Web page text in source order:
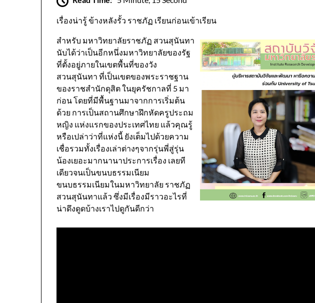
เรื่องน่ารู้ ข้างหลังรั้ว ราชภัฏ เรียนก่อนเข้าเรียน
สำหรับ มหาวิทยาลัยราชภัฏ สวนสุนันทา
นับได้ว่าเป็นอีกหนึ่งมหาวิทยาลัยของรัฐ
ที่ตั้งอยู่ภายในเขตพื้นที่ของวัง
สวนสุนันทา ที่เป็นเขตของพระราชฐาน
ของราชสำนักดุสิต ในยุครัชกาลที่ 5 มา
ก่อน โดยที่มีพื้นฐานมาจากการเริ่มต้น
ด้วย การเป็นสถานศึกษาฝึกหัดครูประถม
หญิง แห่งแรกของประเทศไทย แล้วคุณรู้
หรือเปล่าว่าที่แห่งนี้ ยังเต็มไปด้วยความ
เชื่อรวมทั้งเรื่องเล่าต่างๆจากรุ่นพี่สู่รุ่น
น้องเยอะมากนานาประการเรื่อง เลยที
เดียวจนเป็นขนบธรรมเนียม
ขนบธรรมเนียมในมหาวิทยาลัย ราชภัฏ
สวนสุนันทาแล้ว ซึ่งมีเรื่องมีราวอะไรที่
น่าดึงดูดบ้างเราไปดูกันดีกว่า